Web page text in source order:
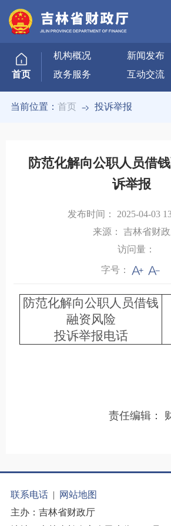
首页
机构概况 新闻发布
政务服务
互动交流
当前位置：首页 投诉举报
防范化解向公职人员借
诉举报
发布时间： 2025-04-03
来源：
吉林省财
访问量：
字号：
防范化解向公职人员借钱
融资风险
投诉举报电话
责任编辑：
联系电话 |
网站地图
主办：吉林省财政厅